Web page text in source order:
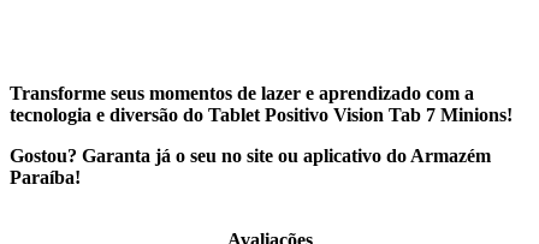
Transforme seus momentos de lazer e aprendizado com a
tecnologia e diversão do Tablet Positivo Vision Tab 7 Minions!
Gostou? Garanta já o seu no site ou aplicativo do Armazém
Paraíba!